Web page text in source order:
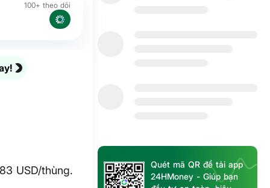
100+ theo dõi
USD/thùng.
Quét mã QR để tải app
24HMoney - Giúp bạn